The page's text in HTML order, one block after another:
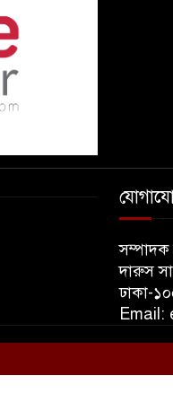
দারুস
ঢাকা-
Email: